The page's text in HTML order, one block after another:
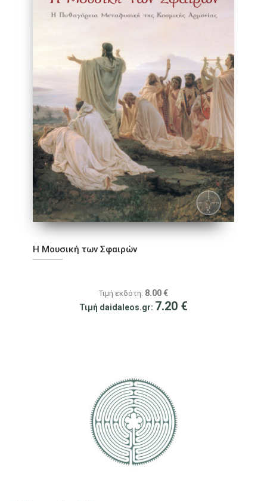
Η Μουσική των Σφαιρών
Τιμή εκδότη: 8.00 €
Τιμή daidaleos.gr: 7.20 €